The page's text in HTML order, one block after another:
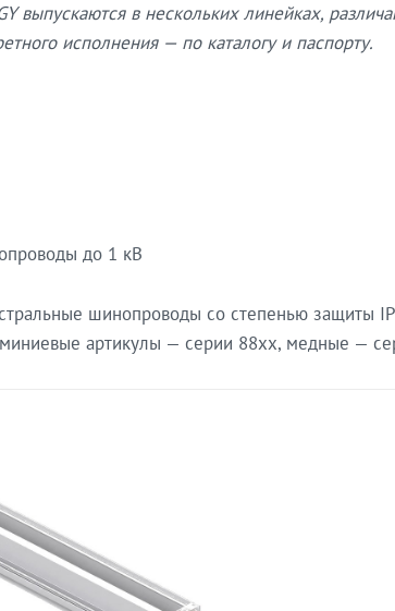
выпускаются в нескольких линейках,
исполнения — по каталогу и паспорту.
до 1 кВ
шинопроводы со степенью
артикулы — серии 88xx, медные —